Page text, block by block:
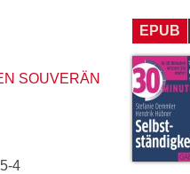
SOUVERÄN
4
EPUB